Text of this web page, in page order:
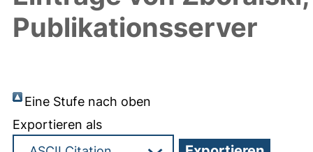
Publikationsserver
Eine Stufe nach oben
Exportieren als